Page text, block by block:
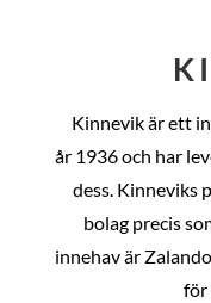
Kinnevik är ett
år 1936 och har
dess. Kinneviks
bolag precis
innehav är
för